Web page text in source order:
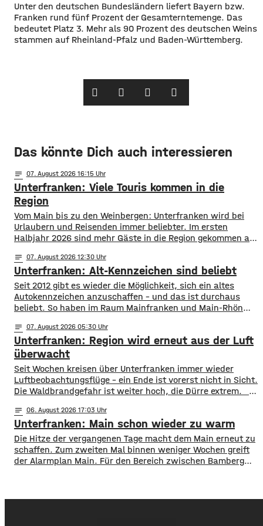
Unter den deutschen Bundesländern liefert Bayern bzw.
Franken rund fünf Prozent der Gesamterntemenge. Das
bedeutet Platz 3. Mehr als 90 Prozent des deutschen Weins
stammen auf Rheinland-Pfalz und Baden-Württemberg.
Das könnte Dich auch interessieren
notes 07. August 2026 16:15
Unterfranken: Viele Touris kommen in die
Region
Vom Main bis zu den Weinbergen: Unterfranken wird bei
Urlaubern und Reisenden immer beliebter. Im ersten
Halbjahr 2026 sind mehr Gäste in die Region gekommen als
Landesamts für Statistik hervorgeht, sind zwischen
Januar und Juni über 1,3 Millionen Menschen hier
angekommen, ein Plus von 2,8 Prozent. ​Außerdem
notes 07. August 2026 12:30
Unterfranken: Alt-Kennzeichen sind beliebt
Seit 2012 gibt es wieder die Möglichkeit, sich ein altes
Autokennzeichen anzuschaffen – und das ist durchaus
beliebt. So haben im Raum Mainfranken und Main-Rhön
sind es mit rund 11.900 mit dem Kennzeichen OCH für den
Altlandkreis Ochsenfurt. Dahinter kommen EBN für Ebern
mit fast 8.800 und
notes 07. August 2026 05:30
Unterfranken: Region wird erneut aus der Luft
überwacht
​​Seit Wochen kreisen über Unterfranken immer wieder
Luftbeobachtungsflüge – ein Ende ist vorerst nicht in Sicht.
Die Waldbrandgefahr ist weiter hoch, die Dürre extrem. ​
finden deshalb am Wochenende wieder Kontrollflüge statt.
Die Flugzeuge halten dabei Ausschau nach möglichen
Brandherden. ​Die Situation bleibt angespannt: Nicht nur
in den Wäldern, sondern
notes 06. August 2026 17:03
Unterfranken: Main schon wieder zu warm
Die Hitze der vergangenen Tage macht dem Main erneut zu
schaffen. Zum zweiten Mal binnen weniger Wochen greift
der Alarmplan Main. Für den Bereich zwischen Bamberg